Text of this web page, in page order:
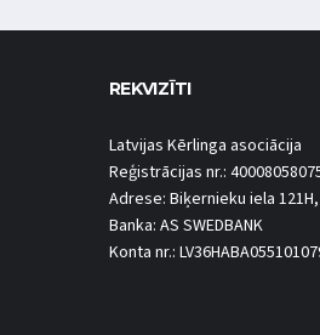
REKVIZĪTI
Latvijas Kērlinga asociācija
Reģistrācijas nr.:
Adrese: Biķernieku iela 121H,
Banka: AS SWEDBANK
Konta nr.: